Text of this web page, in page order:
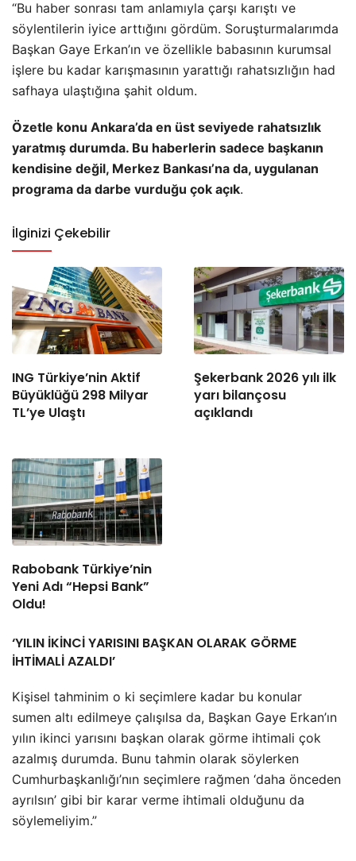
“Bu haber sonrası tam anlamıyla çarşı karıştı ve
söylentilerin iyice arttığını gördüm. Soruşturmalarımda
Başkan Gaye Erkan’ın ve özellikle babasının kurumsal
işlere bu kadar karışmasının yarattığı rahatsızlığın had
safhaya ulaştığına şahit oldum.
Özetle konu Ankara’da en üst seviyede rahatsızlık
yaratmış durumda. Bu haberlerin sadece başkanın
kendisine değil, Merkez Bankası’na da, uygulanan
programa da darbe vurduğu çok açık.
İlginizi Çekebilir
ING Türkiye’nin Aktif
Büyüklüğü 298 Milyar
TL’ye Ulaştı
Şekerbank 2026 yılı ilk
yarı bilançosu
açıklandı
Rabobank Türkiye’nin
Yeni Adı “Hepsi Bank”
Oldu!
‘YILIN İKİNCİ YARISINI BAŞKAN OLARAK GÖRME
İHTİMALİ AZALDI’
Kişisel tahminim o ki seçimlere kadar bu konular
sumen altı edilmeye çalışılsa da, Başkan Gaye Erkan’ın
yılın ikinci yarısını başkan olarak görme ihtimali çok
azalmış durumda. Bunu tahmin olarak söylerken
Cumhurbaşkanlığı’nın seçimlere rağmen ‘daha önceden
ayrılsın’ gibi bir karar verme ihtimali olduğunu da
söylemeliyim.”